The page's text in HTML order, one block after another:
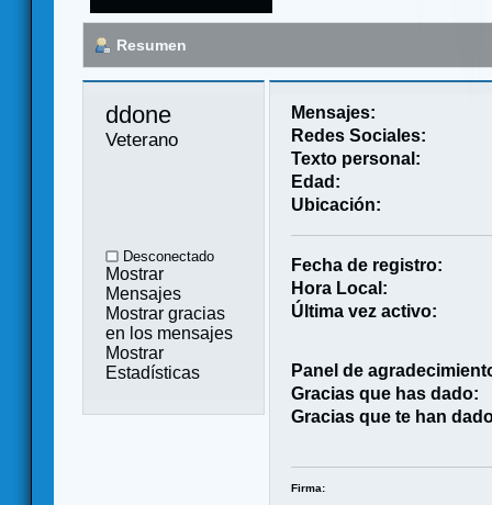
Resumen
ddone
Veterano
Desconectado
Mostrar
Mensajes
Mostrar gracias
en los mensajes
Mostrar
Estadísticas
Mensajes:
Redes Sociales:
Texto personal:
Edad:
Ubicación:
Fecha de registro:
Hora Local:
Última vez activo:
Panel de
Gracias que has dado:
Gracias que te han
Firma: